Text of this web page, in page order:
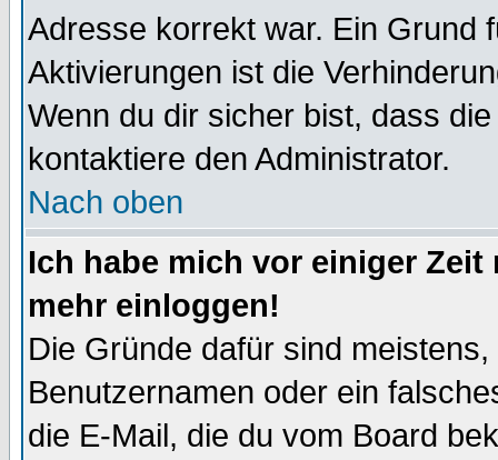
Adresse korrekt war. Ein Grund
Aktivierungen ist die
Wenn du dir sicher bist, dass
kontaktiere den Administrator.
Nach oben
Ich habe mich vor einiger
mehr einloggen!
Die Gründe dafür sind
Benutzernamen oder ein
die E-Mail, die du vom Board